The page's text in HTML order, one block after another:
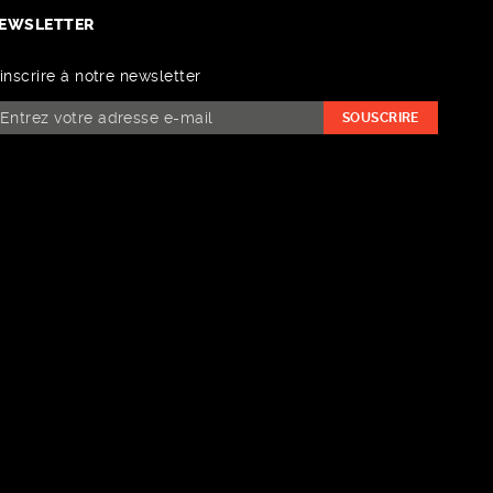
à notre newsletter
SOUSCRIRE